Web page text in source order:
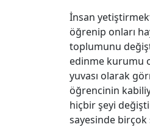
İnsan
öğrenip onları
toplumunu
edinme kurumu
yuvası olarak
öğrencinin
hiçbir şeyi
sayesinde birçok